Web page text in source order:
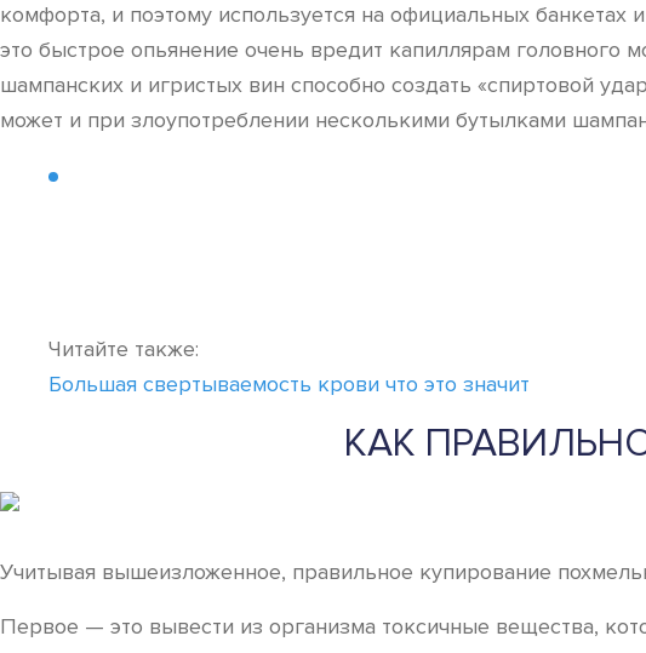
комфорта, и поэтому используется на официальных
это быстрое опьянение очень вредит капиллярам головного
шампанских и игристых вин способно создать «спиртовой
может и при злоупотреблении несколькими бутылками
Читайте также:
Большая свертываемость крови что это значит
КАК
Учитывая вышеизложенное, правильное купирование
Первое — это вывести из организма токсичные вещества,